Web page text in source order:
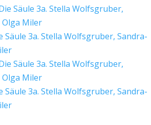
Säule 3a. Stella Wolfsgruber, Sandra-
Säule 3a. Stella Wolfsgruber, Sandra-